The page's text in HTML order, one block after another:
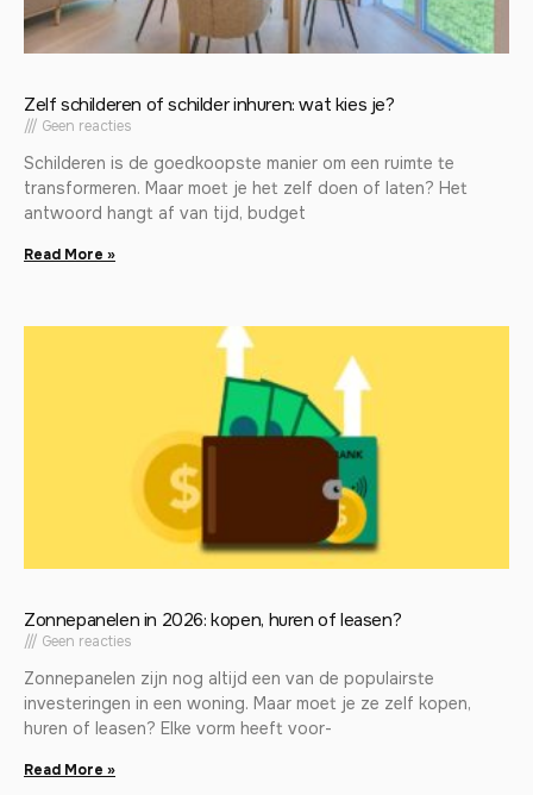
Zelf schilderen of schilder inhuren: wat kies je?
Geen reacties
Schilderen is de goedkoopste manier om een ruimte te
transformeren. Maar moet je het zelf doen of laten? Het
antwoord hangt af van tijd, budget
Read More »
Zonnepanelen in 2026: kopen, huren of leasen?
Geen reacties
Zonnepanelen zijn nog altijd een van de populairste
investeringen in een woning. Maar moet je ze zelf kopen,
huren of leasen? Elke vorm heeft voor-
Read More »